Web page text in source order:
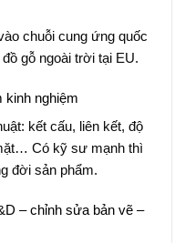
chuỗi cung ứng quốc
gỗ ngoài trời tại EU.
kinh nghiệm
kết cấu, liên kết, độ
Có kỹ sư mạnh thì
đời sản phẩm.
– chỉnh sửa bản vẽ –